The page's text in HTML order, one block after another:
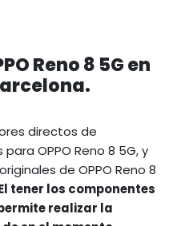
Reno 8 5G en
directos de
OPPO Reno 8 5G, y
de OPPO Reno 8
tener los componentes
realizar la